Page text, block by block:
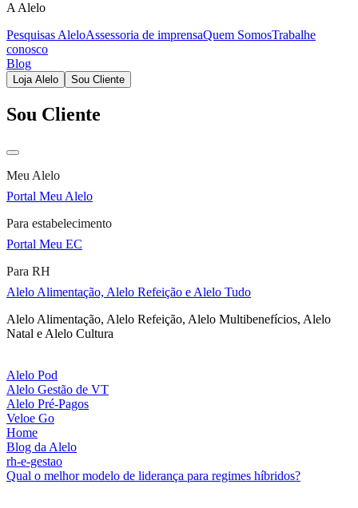
A Alelo
Pesquisas AleloAssessoria de imprensaQuem SomosTrabalhe
conosco
Blog
Loja Alelo Sou Cliente
Sou Cliente
Meu Alelo
Portal Meu Alelo
Para estabelecimento
Portal Meu EC
Para RH
Alelo Alimentação, Alelo Refeição e Alelo Tudo
Alelo Alimentação, Alelo Refeição, Alelo Multibenefícios, Alelo
Natal e Alelo Cultura
Alelo Pod
Alelo Gestão de VT
Alelo Pré-Pagos
Veloe Go
Home
Blog da Alelo
rh-e-gestao
Qual o melhor modelo de liderança para regimes híbridos?